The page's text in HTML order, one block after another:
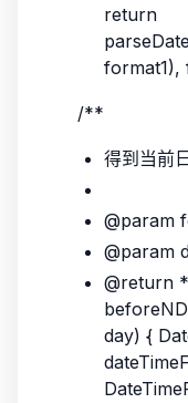
return
format1),
/**
得到当前
@param
@param
@return
day) {